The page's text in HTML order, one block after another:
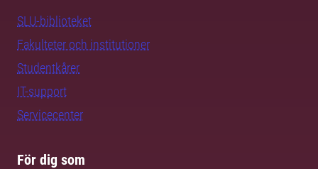
SLU-biblioteket
Fakulteter och institutioner
Studentkårer
IT-support
Servicecenter
För dig som